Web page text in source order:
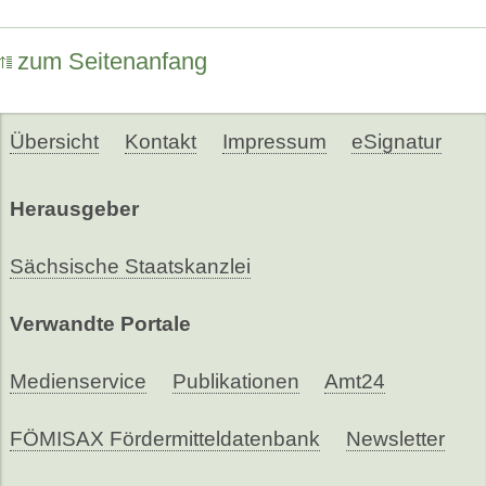
zum Seitenanfang
Übersicht Kontakt Impressum eSignatur
Herausgeber
Sächsische Staatskanzlei
Verwandte Portale
Medienservice Publikationen Amt24
FÖMISAX Fördermitteldatenbank Newsletter